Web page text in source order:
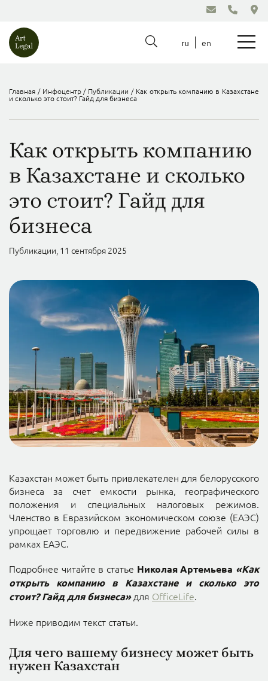
ru en
Главная / Инфоцентр/ Публикации / Как открыть компанию в Казахстане
и сколько это стоит? Гайд для бизнеса
Как открыть компанию
в Казахстане и сколько
это стоит? Гайд для
бизнеса
Публикации, 11 сентября 2025
Казахстан может быть привлекателен для белорусского
бизнеса за счет емкости рынка, географического
положения и специальных налоговых режимов.
Членство в Евразийском экономическом союзе (ЕАЭС)
упрощает торговлю и передвижение рабочей силы в
рамках ЕАЭС.
Подробнее читайте в статье Николая Артемьева «Как
открыть компанию в Казахстане и сколько это
стоит? Гайд для бизнеса»для OfficeLife.
Ниже приводим текст статьи.
Для чего вашему бизнесу может быть
нужен Казахстан